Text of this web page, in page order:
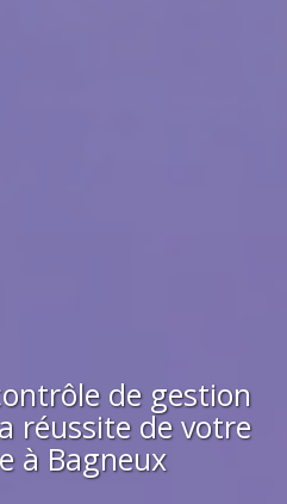
de gestion
réussite de votre
à Bagneux